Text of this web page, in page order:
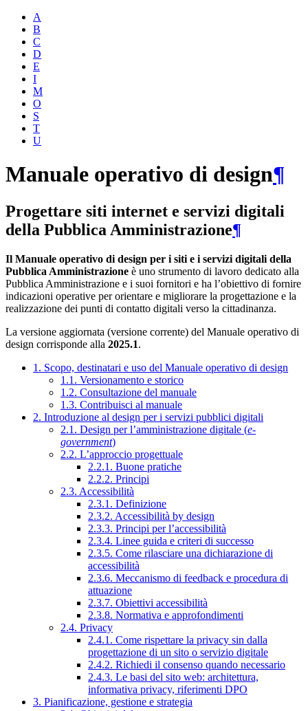
A
B
C
D
E
I
M
O
S
T
U
Manuale operativo di design¶
Progettare siti internet e servizi digitali
della Pubblica Amministrazione¶
Il Manuale operativo di design per i siti e i servizi digitali della
Pubblica Amministrazione è uno strumento di lavoro dedicato alla
Pubblica Amministrazione e i suoi fornitori e ha l’obiettivo di fornire
indicazioni operative per orientare e migliorare la progettazione e la
realizzazione dei punti di contatto digitali verso la cittadinanza.
La versione aggiornata (versione corrente) del Manuale operativo di
design corrisponde alla 2025.1.
1. Scopo, destinatari e uso del Manuale operativo di design
1.1. Versionamento e storico
1.2. Consultazione del manuale
1.3. Contribuisci al manuale
2. Introduzione al design per i servizi pubblici digitali
2.1. Design per l’amministrazione digitale (e-
government)
2.2. L’approccio progettuale
2.2.1. Buone pratiche
2.2.2. Principi
2.3. Accessibilità
2.3.1. Definizione
2.3.2. Accessibilità by design
2.3.3. Principi per l’accessibilità
2.3.4. Linee guida e criteri di successo
2.3.5. Come rilasciare una dichiarazione di
accessibilità
2.3.6. Meccanismo di feedback e procedura di
attuazione
2.3.7. Obiettivi accessibilità
2.3.8. Normativa e approfondimenti
2.4. Privacy
2.4.1. Come rispettare la privacy sin dalla
progettazione di un sito o servizio digitale
2.4.2. Richiedi il consenso quando necessario
2.4.3. Le basi del sito web: architettura,
informativa privacy, riferimenti DPO
3. Pianificazione, gestione e strategia